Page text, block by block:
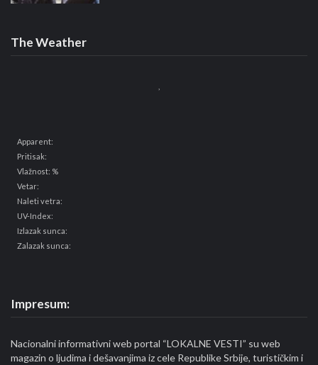
The Weather
Apparent:
Pritisak:
Vlažnost: %
Vetar:
Naleti vetra:
UV-Index:
Izlazak sunca:
Zalazak sunca:
Impresum:
Nacionalni informativni web portal “LOKALNE VESTI” su web
magazin o ljudima i dešavanjima iz cele Republike Srbije, turističkim i